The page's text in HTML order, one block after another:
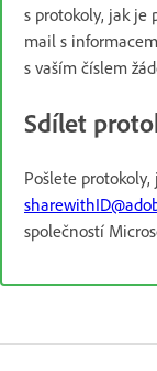
s protokoly, jak je
mail s
s vaším číslem
Sdílet
Pošlete
společností